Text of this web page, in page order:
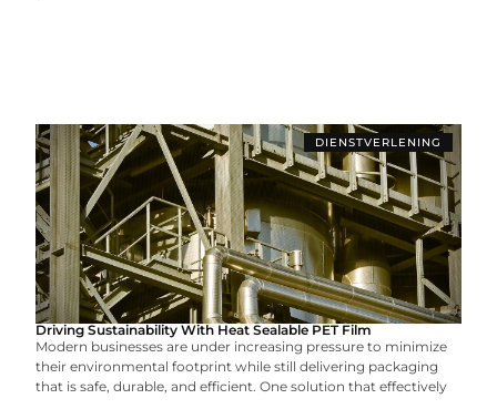
DIENSTVERLENING
Driving Sustainability With Heat Sealable PET Film
Modern businesses are under increasing pressure to minimize
their environmental footprint while still delivering packaging
that is safe, durable, and efficient. One solution that effectively